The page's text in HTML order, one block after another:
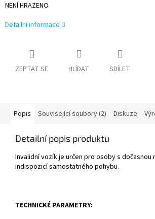
NENÍ HRAZENO
Detailní informace
ZEPTAT SE HLÍDAT SDÍLET
Popis Související soubory (2) Diskuze
Detailní popis produktu
Invalidní vozík je určen pro osoby s dočasnou
indispozicí samostatného pohybu.
TECHNICKÉ PARAMETRY: